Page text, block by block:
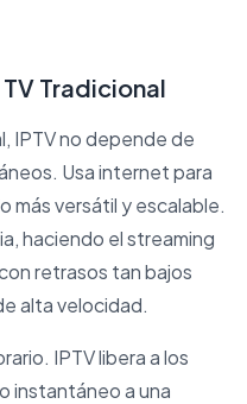
Tradicional
IPTV no depende de
Usa internet para
más versátil y escalable.
haciendo el streaming
retrasos tan bajos
alta velocidad.
IPTV libera a los
instantáneo a una